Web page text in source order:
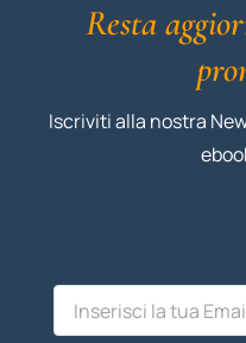
Resta
Iscriviti alla nostra